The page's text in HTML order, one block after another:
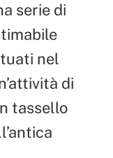
serie di
nel
di
tassello